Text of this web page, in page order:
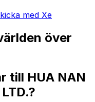
med Xe
över
till HUA NAN